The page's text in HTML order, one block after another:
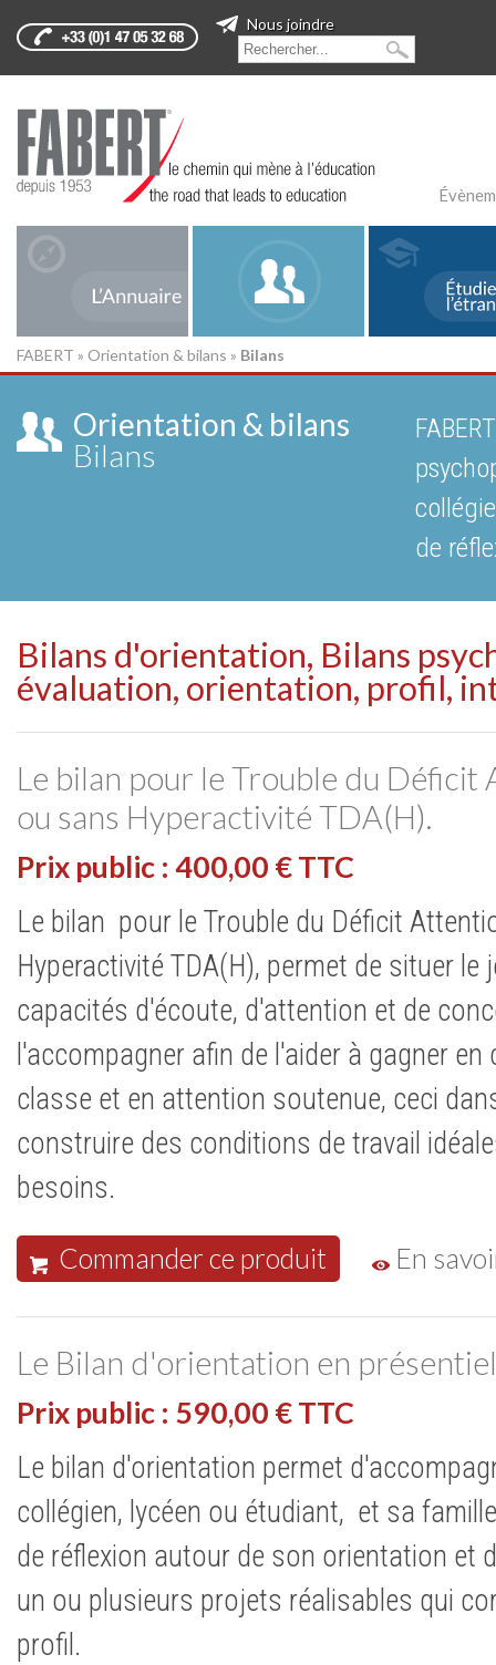
Nous joindre
FABERT » Orientation & bilans » Bilans
Orientation & bilans
Bilans
de
Bilans d'orientation, Bilans
évaluation, orientation, profil,
Le bilan pour le Trouble du Déficit
ou sans Hyperactivité TDA(H).
Prix public : 400,00 € TTC
Le bilan pour le Trouble du Déficit
Hyperactivité TDA(H), permet de situer
capacités d'écoute, d'attention et de
l'accompagner afin de l'aider à gagner
classe et en attention soutenue, ceci
construire des conditions de travail
besoins.
Commander ce produit En
Le Bilan d'orientation en
Prix public : 590,00 € TTC
Le bilan d'orientation permet
collégien, lycéen ou étudiant, et sa
de réflexion autour de son orientation et
un ou plusieurs projets réalisables qui
profil.